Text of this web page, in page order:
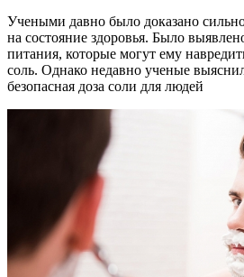
Учеными давно было доказано
на состояние здоровья. Было
питания, которые могут ему
соль. Однако недавно ученые
безопасная доза соли для людей